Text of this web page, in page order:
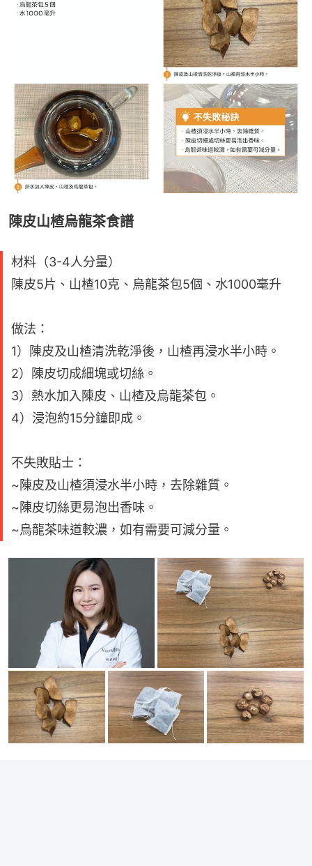
陳皮山楂烏龍茶食譜
材料（3-4人分量）
陳皮5片、山楂10克、烏龍茶包5個、水1000毫升
做法：
1）陳皮及山楂清洗乾淨後，山楂再浸水半小時。
2）陳皮切成細塊或切絲。
3）熱水加入陳皮、山楂及烏龍茶包。
4）浸泡約15分鐘即成。
不失敗貼士：
~陳皮及山楂須浸水半小時，去除雜質。
~陳皮切絲更易泡出香味。
~烏龍茶味道較濃，如有需要可減分量。